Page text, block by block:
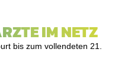
IM NETZ
bis zum vollendeten 21.